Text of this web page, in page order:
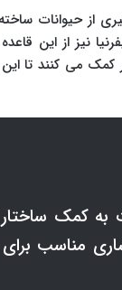
گیری از حیوانات
نیز از این
می کنند تا این
کمک ساختار
مناسب برای